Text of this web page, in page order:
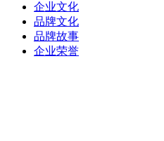
企业文化
品牌文化
品牌故事
企业荣誉